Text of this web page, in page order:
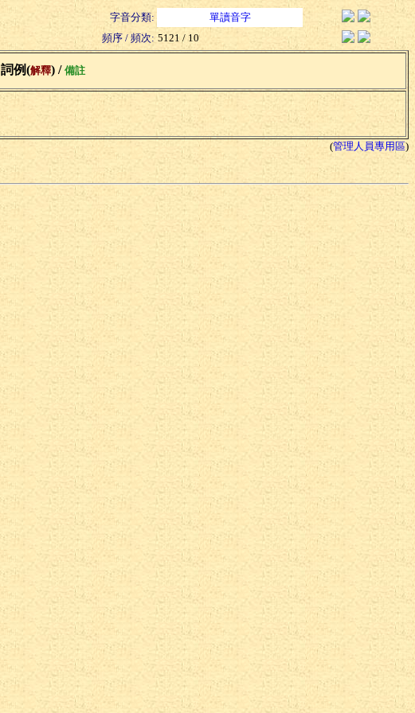
字音分類:
單讀音字
頻序 / 頻次: 5121 / 10
詞例(解釋) / 備註
(管理人員專用區)